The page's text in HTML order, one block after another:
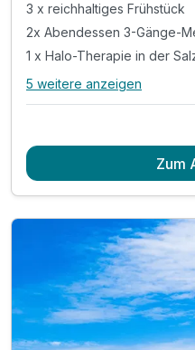
3 x reichhaltiges Frühstück
2x Abendessen 3-Gänge-
1 x Halo-Therapie in der
Alle Inklusivleistungen
3 x reichhaltiges Frühstück
1x 25-minütige Massage
Nutzung des Außenpools
1x Detox-Smoothie / pro
inkl. Entspannung auf dem
inkl. Parkplatz & W-LAN
5 weitere anzeigen
Zum